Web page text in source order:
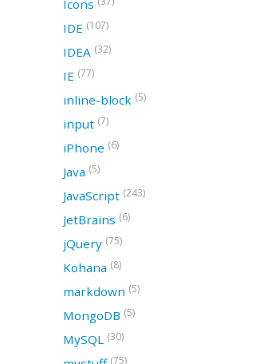
Icons
IDE (107)
IDEA (32)
IE (77)
inline-block (5)
input (7)
iPhone (6)
Java (5)
JavaScript (243)
JetBrains (6)
jQuery (75)
Kohana (8)
markdown (5)
MongoDB (5)
MySQL (30)
(75)